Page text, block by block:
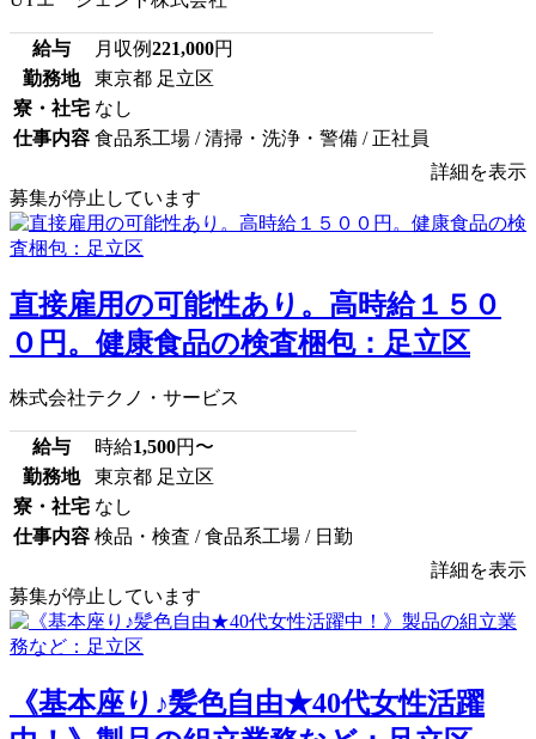
給与 月収例221,000円
勤務地
東京都 足立区
寮・社宅 なし
仕事内容 食品系工場 / 清掃・洗浄・警備 / 正社員
詳細を表示
募集が停止しています
直接雇用の可能性あり。高時給１５０
０円。健康食品の検査梱包：足立区
株式会社テクノ・サービス
給与 時給1,500円〜
勤務地
東京都 足立区
寮・社宅 なし
仕事内容 検品・検査 / 食品系工場 / 日勤
詳細を表示
募集が停止しています
《基本座り♪髪色自由★40代女性活躍